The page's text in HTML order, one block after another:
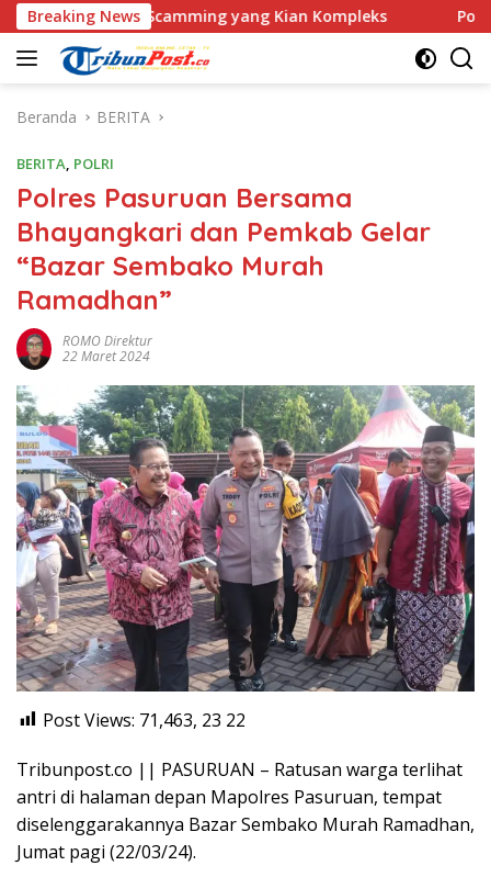
Langsung
ke
konten
Breaking News
Scamming yang Kian Kompleks Polri Kerahkan
Beranda BERITA
BERITA, POLRI
Polres Pasuruan Bersama
Bhayangkari dan Pemkab Gelar
“Bazar Sembako Murah
Ramadhan”
ROMO Direktur
22 Maret 2024
Post Views: 71,463, 23 22
Tribunpost.co || PASURUAN – Ratusan warga terlihat
antri di halaman depan Mapolres Pasuruan, tempat
diselenggarakannya Bazar Sembako Murah Ramadhan,
Jumat pagi (22/03/24).